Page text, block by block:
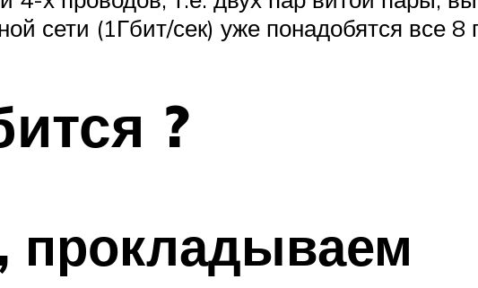
сети (1Гбит/сек) уже понадобятся все 8
?
прокладываем